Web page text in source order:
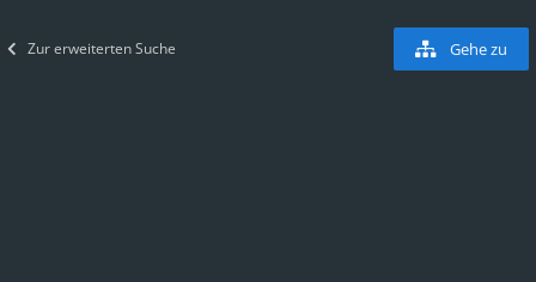
Zur erweiterten Suche Gehe zu